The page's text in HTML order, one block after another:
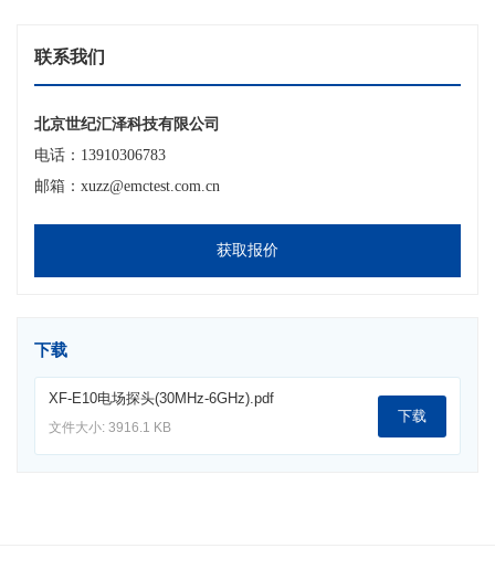
联系我们
北京世纪汇泽科技有限公司
电话：13910306783
邮箱：xuzz@emctest.com.cn
获取报价
下载
XF-E10电场探头(30MHz-6GHz).pdf
文件大小: 3916.1 KB
下载